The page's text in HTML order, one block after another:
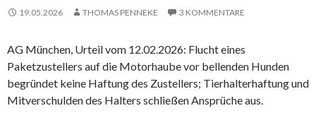
19.05.2026 THOMAS PENNEKE 3 KOMMENTARE
AG München, Urteil vom 12.02.2026: Flucht eines
Paketzustellers auf die Motorhaube vor bellenden Hunden
begründet keine Haftung des Zustellers; Tierhalterhaftung und
Mitverschulden des Halters schließen Ansprüche aus.